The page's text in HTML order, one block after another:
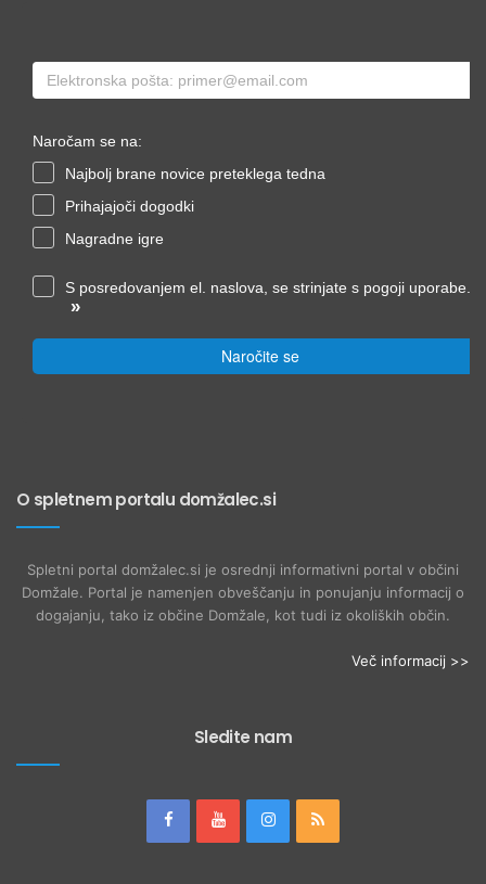
Naročam se na:
Najbolj brane novice preteklega tedna
Prihajajoči dogodki
Nagradne igre
S posredovanjem el. naslova, se strinjate s pogoji uporabe.
»
Naročite se
O spletnem portalu domžalec.si
Spletni portal domžalec.si je osrednji informativni portal v občini
Domžale. Portal je namenjen obveščanju in ponujanju informacij o
dogajanju, tako iz občine Domžale, kot tudi iz okoliških občin.
Več informacij >>
Sledite nam